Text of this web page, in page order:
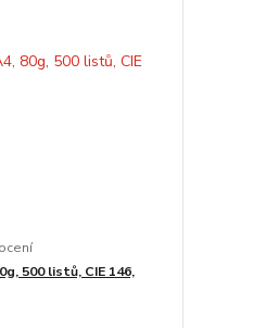
500 listů, CIE 146,